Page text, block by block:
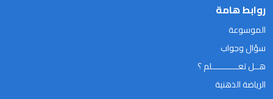
روابط هامة
الموسوعة
سؤال وجواب
هــل تعـــــــــــلم ؟
الرياضة الذهنية